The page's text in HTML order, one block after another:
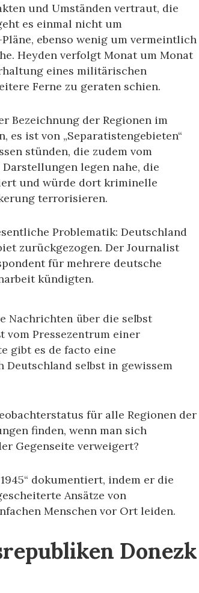
und Umständen vertraut, die
es einmal nicht um
ebenso wenig um vermeintlich
Heyden verfolgt Monat um Monat
eines militärischen
Ferne zu geraten schien.
Bezeichnung der Regionen im
es ist von „Separatistengebieten“
stünden, die zudem vom
legen nahe, die
und würde dort kriminelle
terrorisieren.
Problematik: Deutschland
zurückgezogen. Der Journalist
für mehrere deutsche
kündigten.
Nachrichten über die selbst
vom Pressezentrum einer
gibt es de facto eine
Deutschland selbst in gewissem
für alle Regionen der
finden, wenn man sich
Gegenseite verweigert?
dokumentiert, indem er die
Ansätze von
Menschen vor Ort leiden.
Donezk